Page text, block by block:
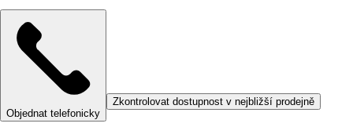
Objednat telefonicky
Zkontrolovat dostupnost v nejbližší prodejně